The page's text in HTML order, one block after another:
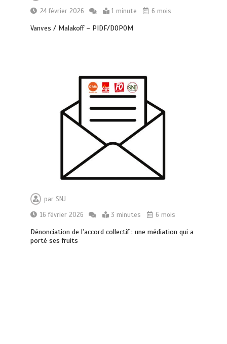
24 février 2026
1 minute 6 mois
Vanves / Malakoff – PIDF/DOPOM
par SNJ
16 février 2026
3 minutes 6 mois
Dénonciation de l’accord collectif : une médiation qui a
porté ses fruits